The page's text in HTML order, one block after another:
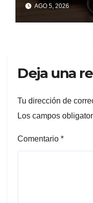
AGO 5, 2026
Deja una
Tu dirección de
Los campos
Comentario *